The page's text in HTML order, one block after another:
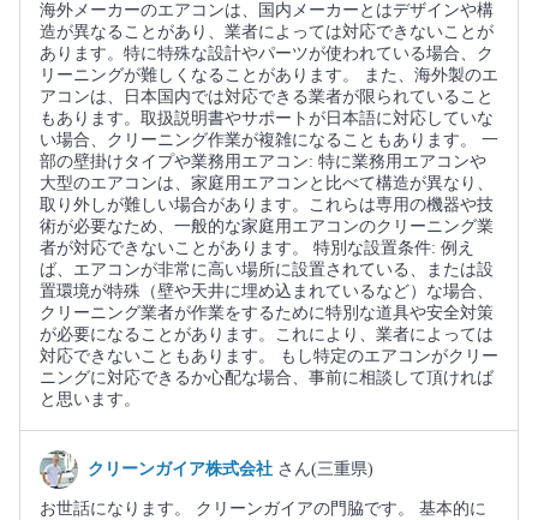
海外メーカーのエアコンは、国内メーカーとはデザインや構
造が異なることがあり、業者によっては対応できないことが
あります。特に特殊な設計やパーツが使われている場合、ク
リーニングが難しくなることがあります。 また、海外製のエ
アコンは、日本国内では対応できる業者が限られていること
もあります。取扱説明書やサポートが日本語に対応していな
い場合、クリーニング作業が複雑になることもあります。 一
部の壁掛けタイプや業務用エアコン: 特に業務用エアコンや
大型のエアコンは、家庭用エアコンと比べて構造が異なり、
取り外しが難しい場合があります。これらは専用の機器や技
術が必要なため、一般的な家庭用エアコンのクリーニング業
者が対応できないことがあります。 特別な設置条件: 例え
ば、エアコンが非常に高い場所に設置されている、または設
置環境が特殊（壁や天井に埋め込まれているなど）な場合、
クリーニング業者が作業をするために特別な道具や安全対策
が必要になることがあります。これにより、業者によっては
対応できないこともあります。 もし特定のエアコンがクリー
ニングに対応できるか心配な場合、事前に相談して頂ければ
と思います。
クリーンガイア株式会社 さん(三重県)
お世話になります。 クリーンガイアの門脇です。 基本的に